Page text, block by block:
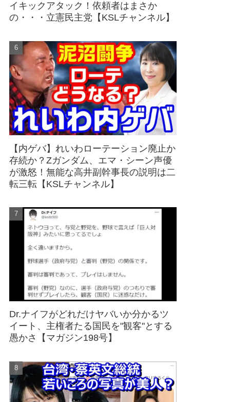
イキックアタック！依頼者はまさか
の・・・立憲民主党【KSLチャンネル】
【内ゲバ】れいわローテーション廃止か
存続か？Zガンダム、エマ・シーン声優
が激怒！無能な高井副幹事長の説明は二
転三転【KSLチャンネル】
Dr.ナイフがどれだけヤバいか分かるツ
イート、主権者たる国民を"観客"とする
愚かさ【マガジン198号】